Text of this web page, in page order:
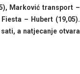
Marković transport –
– Hubert (19,05).
a natjecanje otvara